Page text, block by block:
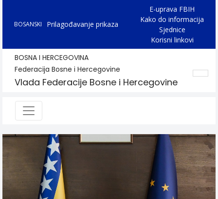
BOSANSKI Prilagođavanje prikaza
E-uprava FBIH
Kako do informacija
Sjednice
Korisni linkovi
BOSNA I HERCEGOVINA
Federacija Bosne i Hercegovine
Vlada Federacije Bosne i Hercegovine